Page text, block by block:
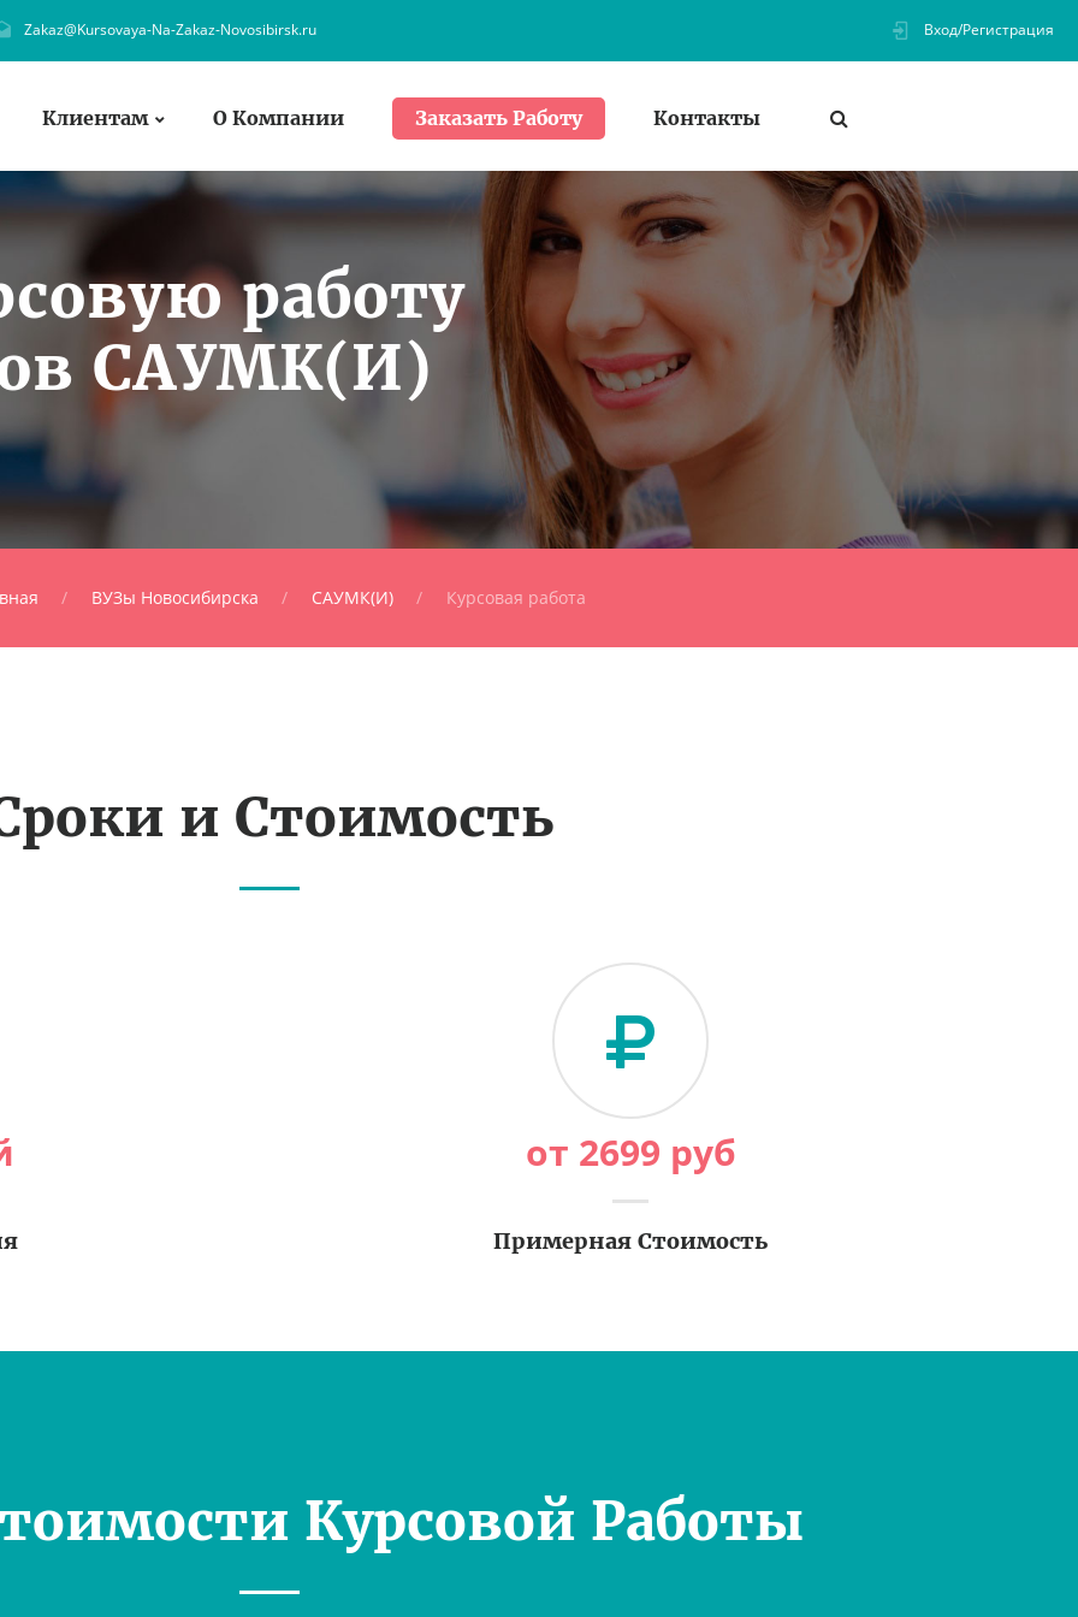
Zakaz@Kursovaya-Na-Zakaz-Novosibirsk.ru Вход/Регистрация
Клиентам О Компании Заказать Работу Контакты
работу
САУМК(И)
ВУЗы Новосибирска САУМК(И) Курсовая работа
и Стоимость
от 2699 руб
Примерная Стоимость
Курсовой Работы